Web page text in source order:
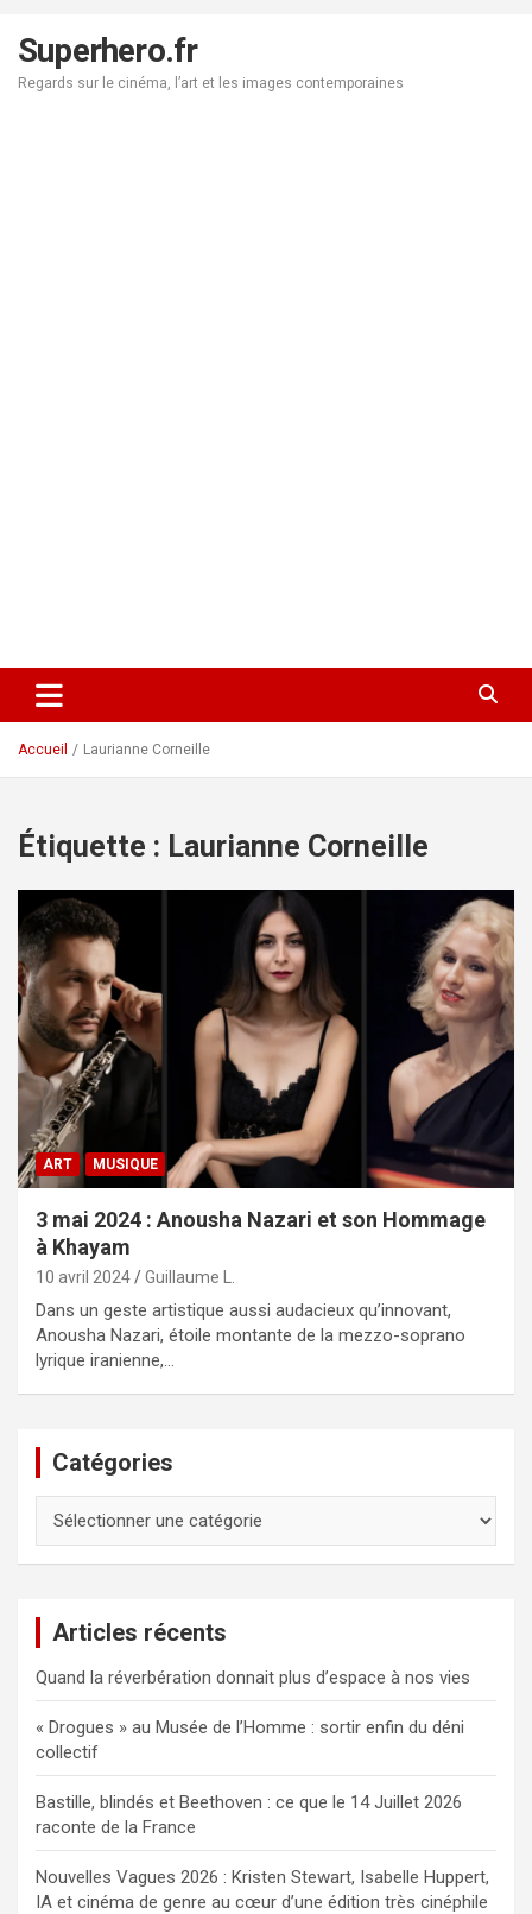
contenu
Superhero.fr
Regards sur le cinéma, l’art et les images contemporaines
Accueil Laurianne Corneille
Étiquette : Laurianne Corneille
ART MUSIQUE
3 mai 2024 : Anousha Nazari et son Hommage
à Khayam
10 avril 2024 Guillaume L.
Dans un geste artistique aussi audacieux qu’innovant,
Anousha Nazari, étoile montante de la mezzo-soprano
lyrique iranienne,…
Catégories
Articles récents
Quand la réverbération donnait plus d’espace à nos vies
« Drogues » au Musée de l’Homme : sortir enfin du déni
collectif
Bastille, blindés et Beethoven : ce que le 14 Juillet 2026
raconte de la France
Nouvelles Vagues 2026 : Kristen Stewart, Isabelle Huppert,
IA et cinéma de genre au cœur d’une édition très cinéphile